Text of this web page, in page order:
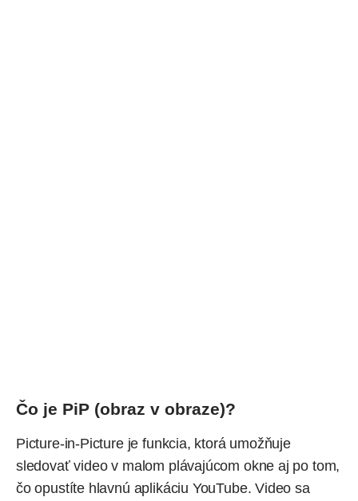
Čo je PiP (obraz v obraze)?
Picture-in-Picture je funkcia, ktorá umožňuje
sledovať video v malom plávajúcom okne aj po tom,
čo opustíte hlavnú aplikáciu YouTube. Video sa